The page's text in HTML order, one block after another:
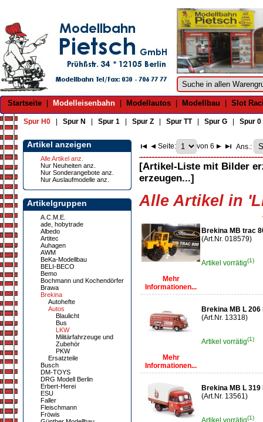
Startseite Modelleisenbahn Modellautos Modellbau Slot
Spur H0 Spur N Spur 1 Spur Z Spur TT| Spur G Spur 0
Artikel anzeigen
Alle Artikel anz.
Nur Neuheiten anz.
Nur Sonderangebote anz.
Nur Auslaufmodelle anz.
Artikelgruppen
A.C.M.E.
ade, hobytrade
Albedo
Artitec
Auhagen
AWM
BeKa-Modellbau
BELI-BECO
Bemo
Bochmann und Kochendörfer
Brawa
Brekina
Autohefte
Autos
Blaulicht
Bus
LKW
Militärfahrzeuge und
Zubehör
PKW
Ersatzteile
Busch
DM-TOYS
DRG Modell Berlin
Erbert-Herei
ESU
Faller
Fleischmann
Fröwis
Seite: von 6 Ans.:
[Artikel-Liste mit Bilder
erzeugen...]
Alle Artikel in
Mehr
Informationen...
Brekina MB trac
(Art.Nr. 018579)
Artikel vorrätig(1)
Mehr
Informationen...
Brekina MB L
(Art.Nr. 13318)
Artikel vorrätig(1)
Brekina MB L
(Art.Nr. 13561)
Artikel vorrätig(1)